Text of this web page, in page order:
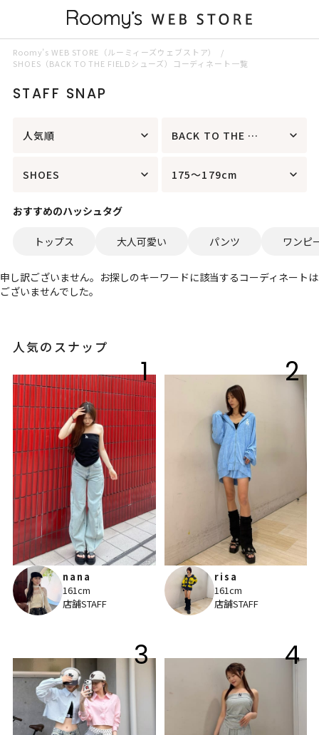
Roomy’s WEB STORE（ルーミィーズウェブストア）
SHOES（BACK TO THE FIELDシューズ）コーディネート一覧
STAFF SNAP
人気順 BACK TO THE FIELD
SHOES 175～179cm
おすすめのハッシュタグ
トップス 大人可愛い パンツ ワンピ
申し訳ございません。お探しのキーワードに該当するコーディネートは
ございませんでした。
人気のスナップ
1
nana
161cm
店舗STAFF
2
risa
161cm
店舗STAFF
3 4